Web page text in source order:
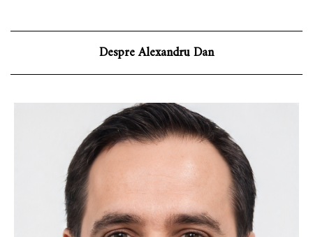
Despre Alexandru Dan